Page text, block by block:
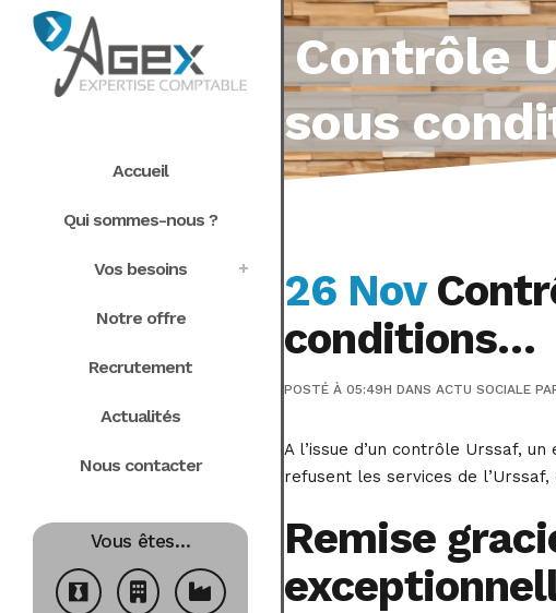
Accueil
Qui sommes-nous ?
Vos besoins
Notre offre
Recrutement
Actualités
Nous contacter
Vous êtes…
Contrôle
sous
26 Nov
conditions…
POSTÉ À 05:49H DANS ACTU SOCIALE
A l’issue d’un contrôle Urssaf,
refusent les services de
Remise